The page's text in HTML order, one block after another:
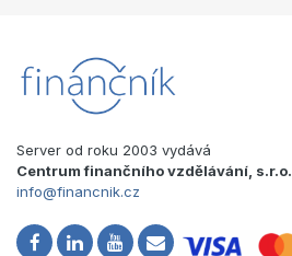
Server od roku 2003 vydává
Centrum finančního vzdělávání, s.r.o.
info@financnik.cz